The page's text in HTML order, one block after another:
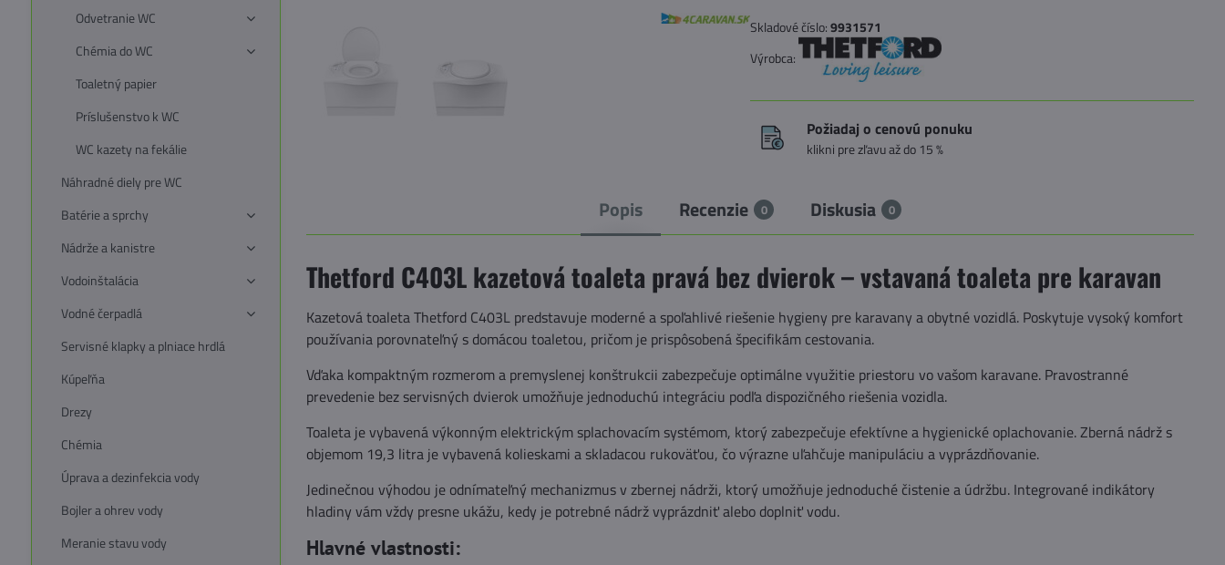
Skladové číslo:9931571
Výrobca:
Požiadaj o cenovú ponuku
klikni pre zľavu až do 15 %
Popis Recenzie 0 Diskusia 0
Thetford C403L kazetová toaleta pravá bez dvierok – vstavaná toaleta pre karavan
Kazetová toaleta Thetford C403L predstavuje moderné a spoľahlivé riešenie hygieny pre karavany a obytné vozidlá. Poskytuje vysoký komfort
používania porovnateľný s domácou toaletou, pričom je prispôsobená špecifikám cestovania.
Vďaka kompaktným rozmerom a premyslenej konštrukcii zabezpečuje optimálne využitie priestoru vo vašom karavane. Pravostranné
prevedenie bez servisných dvierok umožňuje jednoduchú integráciu podľa dispozičného riešenia vozidla.
Toaleta je vybavená výkonným elektrickým splachovacím systémom, ktorý zabezpečuje efektívne a hygienické oplachovanie. Zberná nádrž s
objemom 19,3 litra je vybavená kolieskami a skladacou rukoväťou, čo výrazne uľahčuje manipuláciu a vyprázdňovanie.
Jedinečnou výhodou je odnímateľný mechanizmus v zbernej nádrži, ktorý umožňuje jednoduché čistenie a údržbu. Integrované indikátory
hladiny vám vždy presne ukážu, kedy je potrebné nádrž vyprázdniť alebo doplniť vodu.
Hlavné vlastnosti:
Odvetranie WC
Chémia do WC
Toaletný papier
Príslušenstvo k WC
WC kazety na fekálie
Náhradné diely pre WC
Batérie a sprchy
Nádrže a kanistre
Vodoinštalácia
Vodné čerpadlá
Servisné klapky a plniace hrdlá
Kúpeľňa
Drezy
Chémia
Úprava a dezinfekcia vody
Bojler a ohrev vody
Meranie stavu vody